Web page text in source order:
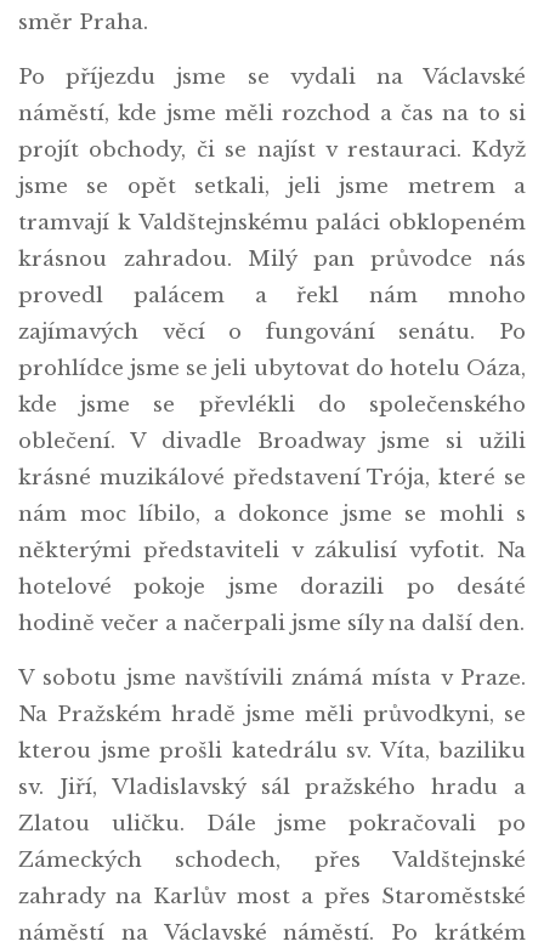
směr Praha.
Po příjezdu jsme se vydali na Václavské
náměstí, kde jsme měli rozchod a čas na to si
projít obchody, či se najíst v restauraci. Když
jsme se opět setkali, jeli jsme metrem a
tramvají k Valdštejnskému paláci obklopeném
krásnou zahradou. Milý pan průvodce nás
provedl palácem a řekl nám mnoho
zajímavých věcí o fungování senátu. Po
prohlídce jsme se jeli ubytovat do hotelu Oáza,
kde jsme se převlékli do společenského
oblečení. V divadle Broadway jsme si užili
krásné muzikálové představení Trója, které se
nám moc líbilo, a dokonce jsme se mohli s
některými představiteli v zákulisí vyfotit. Na
hotelové pokoje jsme dorazili po desáté
hodině večer a načerpali jsme síly na další den.
V sobotu jsme navštívili známá místa v Praze.
Na Pražském hradě jsme měli průvodkyni, se
kterou jsme prošli katedrálu sv. Víta, baziliku
sv. Jiří, Vladislavský sál pražského hradu a
Zlatou uličku. Dále jsme pokračovali po
Zámeckých schodech, přes Valdštejnské
zahrady na Karlův most a přes Staroměstské
náměstí na Václavské náměstí. Po krátkém